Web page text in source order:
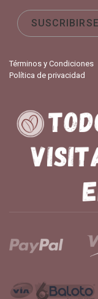
Términos y Condiciones
Política de privacidad